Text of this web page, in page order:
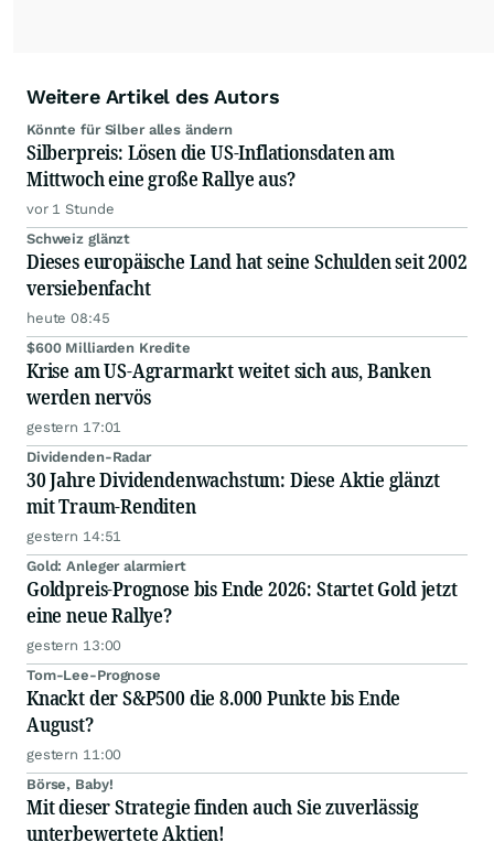
Weitere Artikel des Autors
Könnte für Silber alles ändern
Silberpreis: Lösen die US-Inflationsdaten am
Mittwoch eine große Rallye aus?
vor 1 Stunde
Schweiz glänzt
Dieses europäische Land hat seine Schulden seit 2002
versiebenfacht
heute 08:45
$600 Milliarden Kredite
Krise am US-Agrarmarkt weitet sich aus, Banken
werden nervös
gestern 17:01
Dividenden-Radar
30 Jahre Dividendenwachstum: Diese Aktie glänzt
mit Traum-Renditen
gestern 14:51
Gold: Anleger alarmiert
Goldpreis-Prognose bis Ende 2026: Startet Gold jetzt
eine neue Rallye?
gestern 13:00
Tom-Lee-Prognose
Knackt der S&P500 die 8.000 Punkte bis Ende
August?
gestern 11:00
Börse, Baby!
Mit dieser Strategie finden auch Sie zuverlässig
unterbewertete Aktien!